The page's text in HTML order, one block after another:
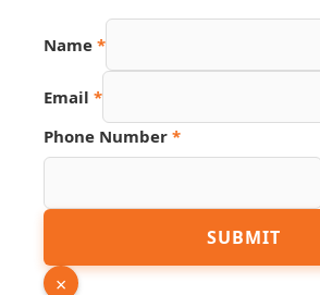
Name *
Email *
Link
Source
Phone Number *
SUBMIT
×